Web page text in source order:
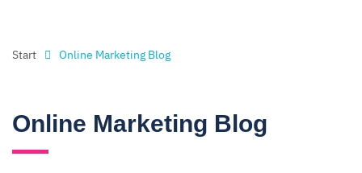
Start Online Marketing Blog
Online Marketing Blog